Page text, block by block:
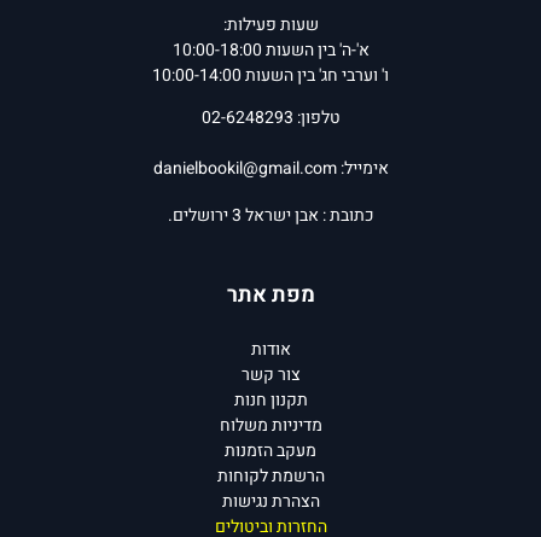
שעות פעילות:
א'-ה' בין השעות 10:00-18:00
ו' וערבי חג' בין השעות 10:00-14:00
טלפון: 02-6248293
אימייל:danielbookil@gmail.com
כתובת : אבן ישראל 3 ירושלים.
מפת אתר
אודות
צור קשר
תקנון חנות
מדיניות משלוח
מעקב הזמנות
הרשמת לקוחות
הצהרת נגישות
החזרות וביטולים